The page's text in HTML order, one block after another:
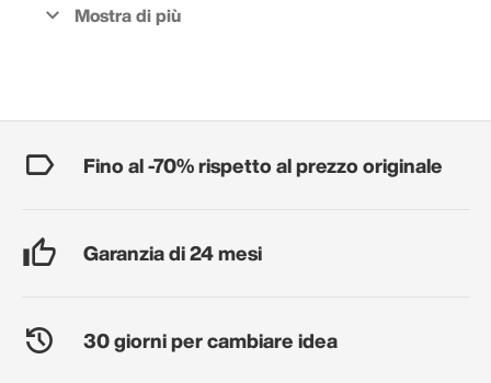
Fino al -70% rispetto al prezzo originale
Garanzia di 24 mesi
30 giorni per cambiare idea